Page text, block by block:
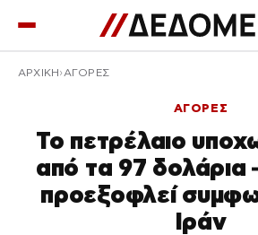
ΑΡΧΙΚΉ ΑΓΟΡΕΣ
ΑΓΟΡΕΣ
Το πετρέλαιο
από τα 97 δολάρια
προεξοφλεί
Ιράν